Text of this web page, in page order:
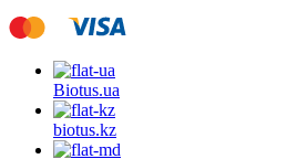
Biotus.ua
biotus.kz